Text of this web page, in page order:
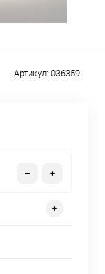
Артикул: 036359